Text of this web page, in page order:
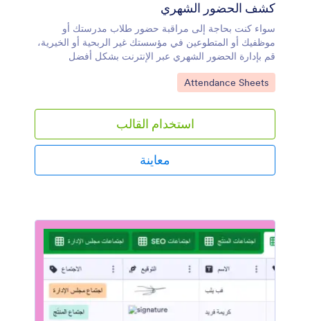
كشف الحضور الشهري
سواء كنت بحاجة إلى مراقبة حضور طلاب مدرستك أو
موظفيك أو المتطوعين في مؤسستك غير الربحية أو الخيرية،
قم بإدارة الحضور الشهري عبر الإنترنت بشكل أفضل
للبدء ، قم بتخصيص القالب ليلائم مؤسستك وأدخل معلومات
CSV أو PDF أو Excel لتشارك سجلات الحضور الخاصة بك
بسرعة عبر الإنترنت. قم بتخصيص جدول البيانات هذا ببضع
نقرات فقط باستخدام واجهة Jotform سهلة الاستخدام،
أضف مسميات أو ألوان علامات جديدة، أو قم بإعادة ترتيب
الصفوف و الأعمدة، أو قم بفصل الفصول الدراسية أو
المتطوعين أو الموظفين عبر الإنترنت بسهولة، ستستطيع من
قضاء وقت أقل في القيام يالأمور اللوجستية وإتاحة المزيد
من الوقت لما هو مهم!
انتقل إلى الفئة:
Attendance Sheets
استخدام القالب
معاينة